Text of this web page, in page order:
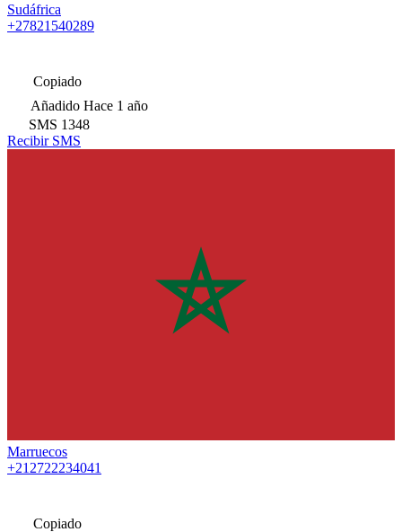
Sudáfrica
+27821540289
Copiado
Añadido Hace 1 año
SMS 1348
Recibir SMS
Marruecos
+212722234041
Copiado